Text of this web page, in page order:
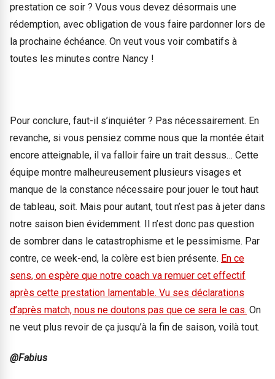
prestation ce soir ? Vous vous devez désormais une
rédemption, avec obligation de vous faire pardonner lors de
la prochaine échéance. On veut vous voir combatifs à
toutes les minutes contre Nancy !
Pour conclure, faut-il s’inquiéter ? Pas nécessairement. En
revanche, si vous pensiez comme nous que la montée était
encore atteignable, il va falloir faire un trait dessus… Cette
équipe montre malheureusement plusieurs visages et
manque de la constance nécessaire pour jouer le tout haut
de tableau, soit. Mais pour autant, tout n’est pas à jeter dans
notre saison bien évidemment. Il n’est donc pas question
de sombrer dans le catastrophisme et le pessimisme. Par
contre, ce week-end, la colère est bien présente. En ce
sens, on espère que notre coach va remuer cet effectif
après cette prestation lamentable. Vu ses déclarations
d’après match, nous ne doutons pas que ce sera le cas. On
ne veut plus revoir de ça jusqu’à la fin de saison, voilà tout.
@Fabius